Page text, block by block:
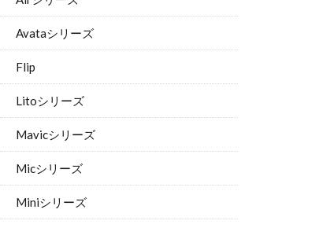
Avataシリーズ
Flip
Litoシリーズ
Mavicシリーズ
Micシリーズ
Miniシリーズ